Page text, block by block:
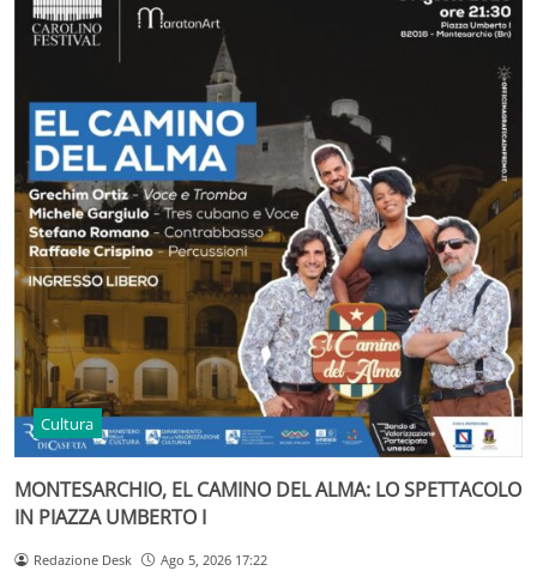
Cultura
MONTESARCHIO, EL CAMINO DEL ALMA: LO SPETTACOLO
IN PIAZZA UMBERTO I
Redazione Desk Ago 5, 2026 17:22